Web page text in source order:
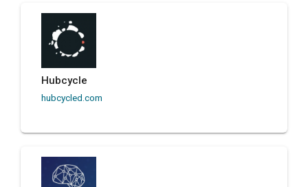
Hubcycle
hubcycled.com